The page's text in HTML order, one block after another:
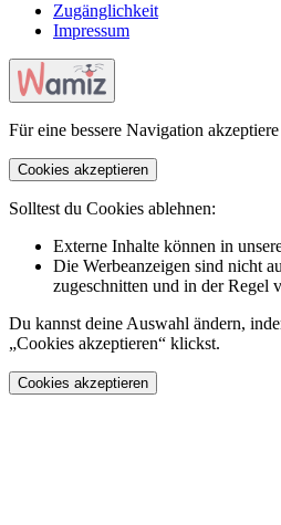
Zugänglichkeit
Impressum
Für eine bessere Navigation
Cookies akzeptieren
Solltest du Cookies ablehnen:
Externe Inhalte können in
Die Werbeanzeigen sind nicht
zugeschnitten und in der Regel
Du kannst deine Auswahl ändern,
„Cookies akzeptieren“ klickst.
Cookies akzeptieren